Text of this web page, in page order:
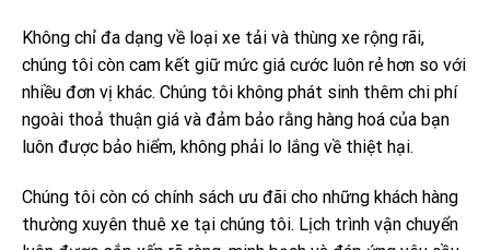
Không chỉ đa dạng về loại xe tải và thùng xe rộng rãi,
chúng tôi còn cam kết giữ mức giá cước luôn rẻ hơn so với
nhiều đơn vị khác. Chúng tôi không phát sinh thêm chi phí
ngoài thoả thuận giá và đảm bảo rằng hàng hoá của bạn
luôn được bảo hiểm, không phải lo lắng về thiệt hại.
Chúng tôi còn có chính sách ưu đãi cho những khách hàng
thường xuyên thuê xe tại chúng tôi. Lịch trình vận chuyển